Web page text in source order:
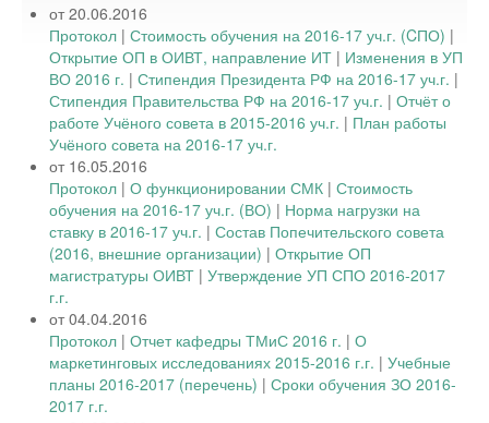
от 20.06.2016
Протокол | Стоимость обучения на 2016-17 уч.г. (CПО) |
Открытие ОП в ОИВТ, направление ИТ | Изменения в УП
ВО 2016 г. | Стипендия Президента РФ на 2016-17 уч.г. |
Стипендия Правительства РФ на 2016-17 уч.г. | Отчёт о
работе Учёного совета в 2015-2016 уч.г. | План работы
Учёного совета на 2016-17 уч.г.
от 16.05.2016
Протокол | О функционировании СМК | Стоимость
обучения на 2016-17 уч.г. (ВО) | Норма нагрузки на
ставку в 2016-17 уч.г. | Состав Попечительского совета
(2016, внешние организации) | Открытие ОП
магистратуры ОИВТ | Утверждение УП СПО 2016-2017
г.г.
от 04.04.2016
Протокол | Отчет кафедры ТМиС 2016 г. | О
маркетинговых исследованиях 2015-2016 г.г. | Учебные
планы 2016-2017 (перечень) | Сроки обучения ЗО 2016-
2017 г.г.